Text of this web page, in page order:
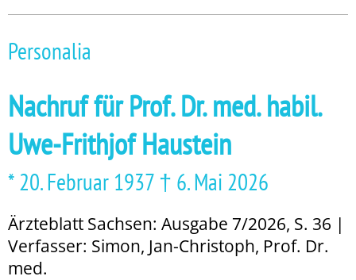
Personalia
Nachruf für Prof. Dr. med. habil.
Uwe-Frithjof Haustein
* 20. Februar 1937 † 6. Mai 2026
Ärzteblatt Sachsen: Ausgabe 7/2026, S. 36 |
Verfasser: Simon, Jan-Christoph, Prof. Dr.
med.